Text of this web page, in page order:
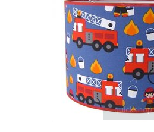
quickshop